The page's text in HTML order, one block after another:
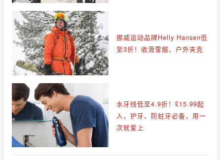
挪威运动品牌Helly Hansen低
至3折！收滑雪服、户外夹克
水牙线低至4.9折！£15.99起
入，护牙、防蛀牙必备，用一
次就爱上